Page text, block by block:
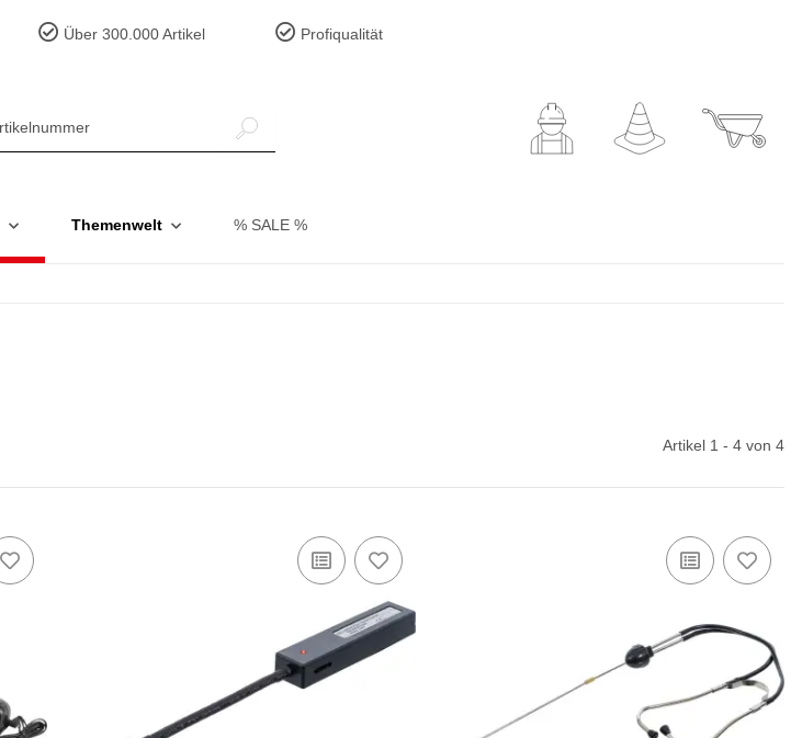
Über 300.000 Artikel Profiqualität
Themenwelt % SALE %
Artikel 1 - 4 von 4